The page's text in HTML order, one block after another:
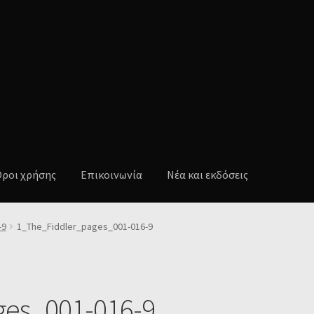
χρήσης Επικοινωνία Νέα και εκδόσεις
Vendor Registration Wishlist
1_The_Fiddler_pages_001-016-9